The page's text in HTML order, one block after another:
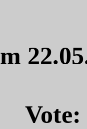
Vote: